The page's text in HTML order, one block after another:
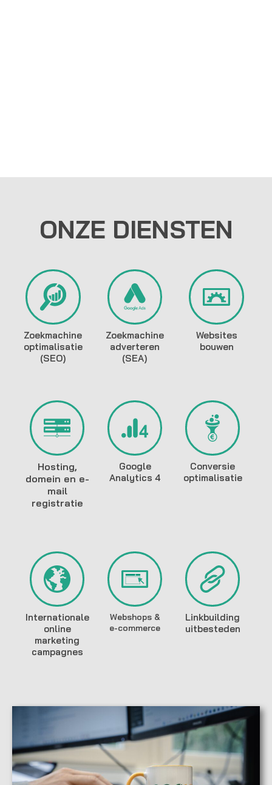
ONZE DIENSTEN
Zoekmachine
optimalisatie
(SEO)
Zoekmachine
adverteren
(SEA)
Websites
bouwen
Hosting,
domein en e-
mail
registratie
Google
Analytics 4
Conversie
optimalisatie
Internationale
online
marketing
campagnes
Webshops &
e-commerce
Linkbuilding
uitbesteden